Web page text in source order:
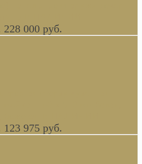
В НАЛИЧИИ
228 000 руб.
мойка 1160 x 510 мм белая,
бежевая В НАЛИЧИИ
123 975 руб.